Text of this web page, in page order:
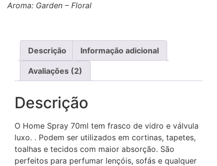
Aroma: Garden – Floral
Descrição Informação adicional
Avaliações (2)
Descrição
O Home Spray 70ml tem frasco de vidro e válvula
luxo. . Podem ser utilizados em cortinas, tapetes,
toalhas e tecidos com maior absorção. São
perfeitos para perfumar lençóis, sofás e qualquer